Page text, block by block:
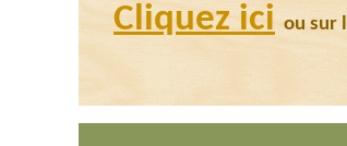
Cliquez ici ou sur